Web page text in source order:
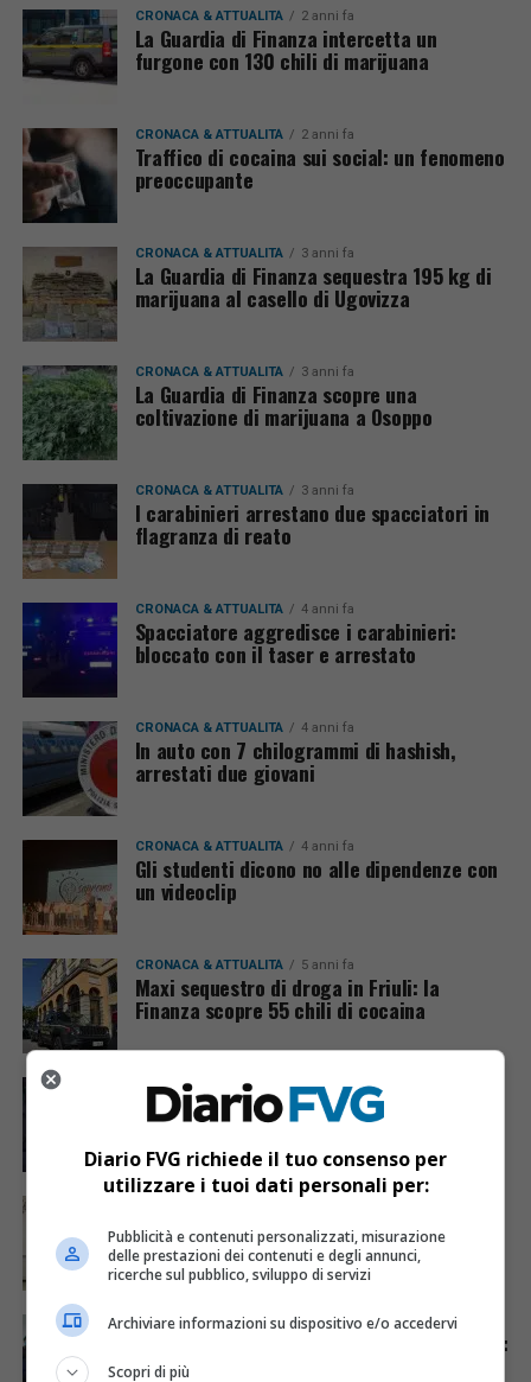
CRONACA & ATTUALITÀ 2 anni fa
La Guardia di Finanza intercetta un
furgone con 130 chili di marijuana
CRONACA & ATTUALITÀ 2 anni fa
Traffico di cocaina sui social: un fenomeno
preoccupante
CRONACA & ATTUALITÀ 3 anni fa
La Guardia di Finanza sequestra 195 kg di
marijuana al casello di Ugovizza
CRONACA & ATTUALITÀ 3 anni fa
La Guardia di Finanza scopre una
coltivazione di marijuana a Osoppo
CRONACA & ATTUALITÀ 3 anni fa
I carabinieri arrestano due spacciatori in
flagranza di reato
CRONACA & ATTUALITÀ 4 anni fa
Spacciatore aggredisce i carabinieri:
bloccato con il taser e arrestato
CRONACA & ATTUALITÀ 4 anni fa
In auto con 7 chilogrammi di hashish,
arrestati due giovani
CRONACA & ATTUALITÀ 4 anni fa
Gli studenti dicono no alle dipendenze con
un videoclip
CRONACA & ATTUALITÀ 5 anni fa
Maxi sequestro di droga in Friuli: la
Finanza scopre 55 chili di cocaina
CRONACA & ATTUALITÀ 5 anni fa
Scoperto con la cocaina al parco Brun: in
manette giovane pakistano
5 anni fa
Martignacco, madre e figlio trasportavano
droga in auto: arrestati dai carabinieri
CRONACA & ATTUALITÀ 5 anni fa
Maxi sequestro di droga ad Aiello del Friuli:
trovati 100 chili di cocaina
Diario FVG richiede il tuo consenso per
utilizzare i tuoi dati personali per:
Pubblicità e contenuti personalizzati, misurazione
delle prestazioni dei contenuti e degli annunci,
ricerche sul pubblico, sviluppo di servizi
Archiviare informazioni su dispositivo e/o accedervi
Scopri di più